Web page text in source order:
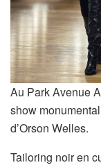
Au Park Avenue
show
d’Orson Welles.
Tailoring noir en